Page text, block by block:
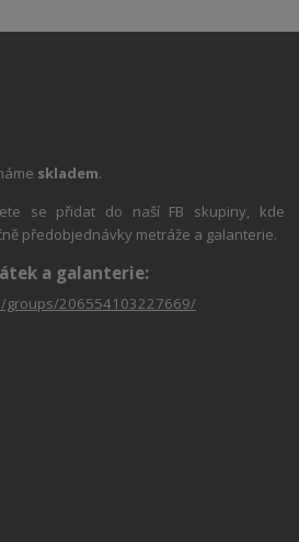
skladem.
se přidat do naší FB skupiny, kde
předobjednávky metráže a galanterie.
a galanterie:
groups/206554103227669/